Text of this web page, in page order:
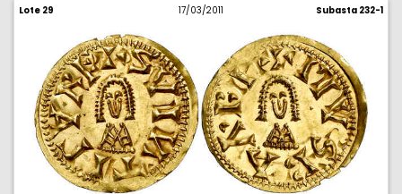
Lote 29 17/03/2011 Subasta 232-1